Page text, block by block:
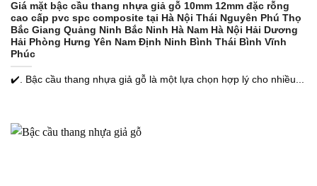
Giá mặt bậc cầu thang nhựa giả gỗ 10mm 12mm đặc rỗng
cao cấp pvc spc composite tại Hà Nội Thái Nguyên Phú Thọ
Bắc Giang Quảng Ninh Bắc Ninh Hà Nam Hà Nội Hải Dương
Hải Phòng Hưng Yên Nam Định Ninh Bình Thái Bình Vĩnh
Phúc
✔️. Bậc cầu thang nhựa giả gỗ là một lựa chọn hợp lý cho nhiều...